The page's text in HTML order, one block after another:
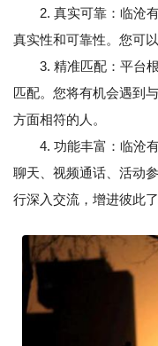
2. 真实可靠：临沧有
真实性和可靠性。您可
3. 精准匹配：平台根
匹配。您将有机会遇到
方面相符的人。
4. 功能丰富：临沧有
聊天、视频通话、活动
行深入交流，增进彼此了